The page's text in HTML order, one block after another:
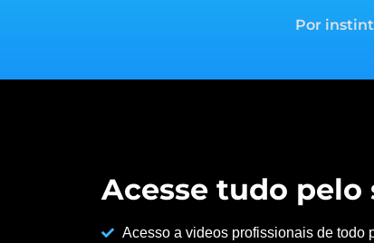
Por
Acesse tudo pelo
Acesso a videos profissionais de todo